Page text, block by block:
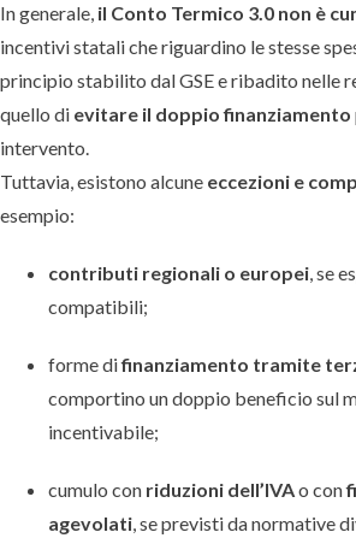
In generale, il Conto Termico 3.0 non è
incentivi statali che riguardino le stesse
principio stabilito dal GSE e ribadito nelle
quello di evitare il doppio finanziamento
intervento.
Tuttavia, esistono alcune eccezioni e
esempio:
contributi regionali o europei, se
compatibili;
forme difinanziamento tramite
comportino un doppio beneficio sul
incentivabile;
cumulo con riduzioni dell’IVAo con
agevolati, se previsti da normative